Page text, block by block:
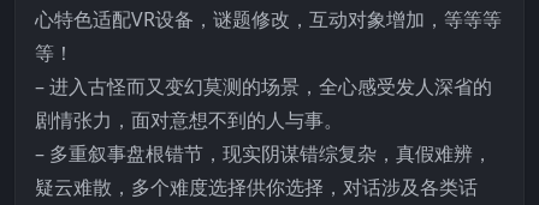
心特色适配VR设备，谜题修改，互动对象增加，等等等
等！
– 进入古怪而又变幻莫测的场景，全心感受发人深省的
剧情张力，面对意想不到的人与事。
– 多重叙事盘根错节，现实阴谋错综复杂，真假难辨，
疑云难散，多个难度选择供你选择，对话涉及各类话